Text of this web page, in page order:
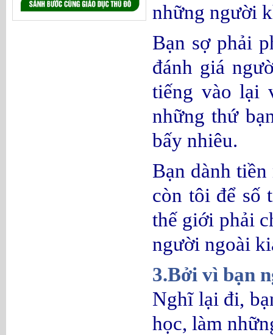
những người
Bạn sợ phải
đánh giá
tiếng vào lại
những thứ
bấy nhiêu.
Bạn dành
còn tôi để số
thế giới phải
người ngoài
3.Bởi vì bạn
Nghĩ lại đi,
học, làm